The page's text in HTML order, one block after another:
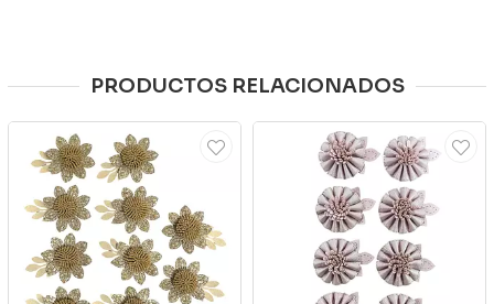
PRODUCTOS RELACIONADOS